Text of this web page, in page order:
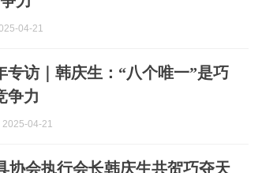
04-21
专访｜韩庆生：“八个唯一”是巧
争力
2025-04-21
协会执行会长韩庆生共贺巧夺天